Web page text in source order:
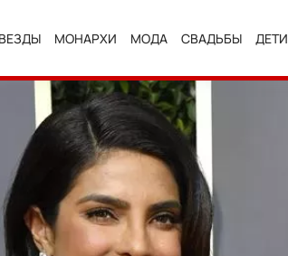
МОНАРХИ МОДА СВАДЬБЫ ДЕТИ